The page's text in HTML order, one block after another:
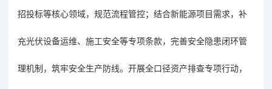
招投标等核心领域，规范流程管控；结合新能源项目需求，补
充光伏设备运维、施工安全等专项条款，完善安全隐患闭环管
理机制，筑牢安全生产防线。开展全口径资产排查专项行动，